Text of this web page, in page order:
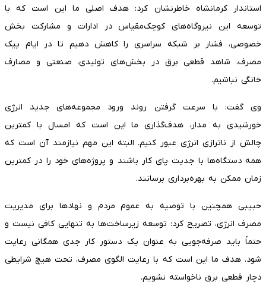
استاندار کرمانشاه خاطرنشان کرد: هدف اصلی ما این است که با
توسعه این نیروگاه‌های کوچک‌مقیاس در ادارات و مشارکت بخش
خصوصی، فشار بر شبکه سراسری را کاهش دهیم تا در ایام پیک
مصرف، شاهد قطعی برق در بخش‌های تولیدی، صنعتی و مصارف
خانگی نباشیم.
وی گفت: با سرعت گرفتن روند ورود مجموعه‌های جدید انرژی
خورشیدی به مدار، هدف‌گذاری ما این است که امسال با کمترین
چالش از ناترازی انرژی عبور کنیم. البته این مهم نیازمند آن است که
همه دستگاه‌ها با جدیت پای کار باشند و پروژه‌های خود را در کمترین
زمان ممکن به بهره‌برداری برسانند.
حبیبی همچنین با توصیه به عموم مردم و نهادها برای مدیریت
مصرف انرژی، تصریح کرد: توسعه زیرساخت‌ها به تنهایی کافی نیست و
حتماً باید صرفه‌جویی به عنوان یک دستور کار جدی همگانی رعایت
شود. هدف ما این است که با رعایت الگوی مصرف، تحت هیچ شرایطی
دچار قطعی برق ناخواسته نشویم.